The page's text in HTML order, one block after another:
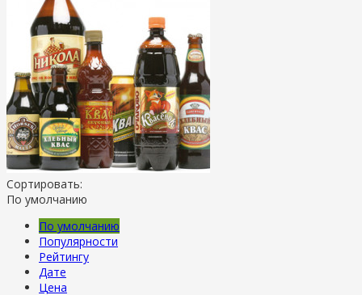
Сортировать:
По умолчанию
По умолчанию
Популярности
Рейтингу
Дате
Цена